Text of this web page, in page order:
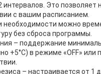
интервалов. Это позволяет
с вашим расписанием.
необходимости можно
без сброса программы.
– поддержание
+5°C) в режиме «OFF» или
– настраивается от 1